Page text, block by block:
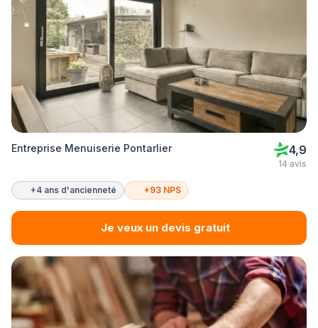
Entreprise Menuiserie Pontarlier 4,9
14 avis
+4 ans d'ancienneté +93 NPS
Je veux un devis gratuit